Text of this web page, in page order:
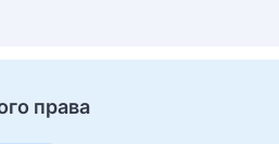
права